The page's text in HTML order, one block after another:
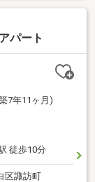
パート
7年11ヶ月)
徒歩10分
区諏訪町